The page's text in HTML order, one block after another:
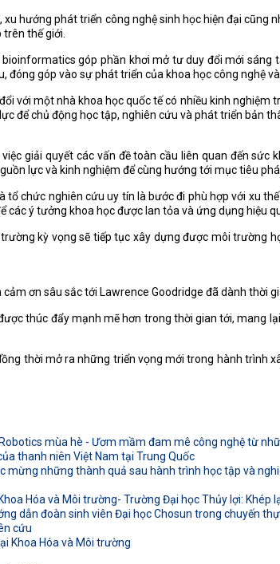
hướng phát triển công nghệ sinh học hiện đại cũng
thế giới.
góp phần khơi mở tư duy đổi mới
góp vào sự phát triển của khoa học công nghệ và
với một nhà khoa học quốc tế có nhiều kinh
để chủ động học tập, nghiên cứu và phát triển bản
giải quyết các vấn đề toàn cầu liên quan đến
lực và kinh nghiệm để cùng hướng tới mục tiêu
chức nghiên cứu uy tín là bước đi phù hợp với xu
ý tưởng khoa học được lan tỏa và ứng dụng hiệu
kỳ vọng sẽ tiếp tục xây dựng được môi trường
ơn sâu sắc tới Lawrence Goodridge đã dành thời
thúc đẩy mạnh mẽ hơn trong thời gian tới, mang
thời mở ra những triển vọng mới trong hành trình
mùa hè - Ươm mầm đam mê công nghệ từ
thanh niên Việt Nam tại Trung Quốc
những thành quả sau hành trình học tập và
Hóa và Môi trường- Trường Đại học Thủy lợi:
dẫn đoàn sinh viên Đại học Chosun trong chuyến
cứu
Khoa Hóa và Môi trường